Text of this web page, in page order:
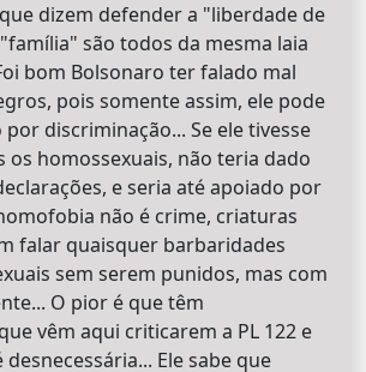
dizem defender a "liberdade de
são todos da mesma laia
bom Bolsonaro ter falado mal
pois somente assim, ele pode
discriminação... Se ele tivesse
os homossexuais, não teria dado
e seria até apoiado por
não é crime, criaturas
falar quaisquer barbaridades
sem serem punidos, mas com
O pior é que têm
vêm aqui criticarem a PL 122 e
Ele sabe que